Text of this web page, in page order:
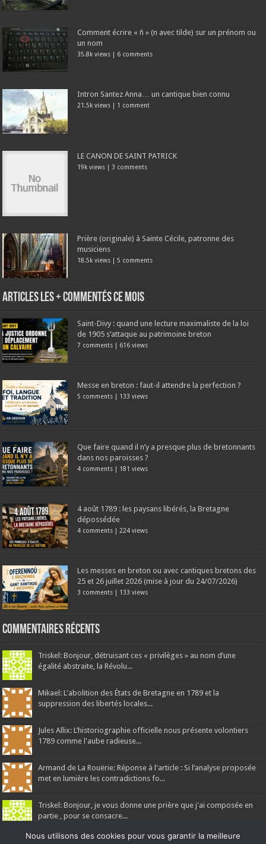
Comment écrire « ñ » (n avec tilde) sur un prénom ou
un nom
35.8k views | 6 comments
Intron Santez Anna… un cantique bien connu
21.5k views | 1 comment
LE CANON DE SAINT PATRICK
19k views | 3 comments
Prière (originale) à Sainte Cécile, patronne des
musiciens
18.5k views |5 comments
Articles les + commentés ce mois
Saint-Divy : quand une lecture maximaliste de la loi
de 1905 s’attaque au patrimoine breton
7 comments | 616 views
Messe en breton : faut-il attendre la perfection ?
5 comments | 133 views
Que faire quand il n’y a presque plus de bretonnants
dans nos paroisses ?
4 comments | 181 views
4 août 1789 : les paysans libérés, la Bretagne
dépossédée
4 comments | 224 views
Les messes en breton ou avec cantiques bretons des
25 et 26 juillet 2026 (mise à jour du 24/07/2026)
3 comments | 133 views
Commentaires récents
Triskel: Bonjour, détruisant ces « privilèges » au nom d’une
égalité abstraite, la Révolu...
Mikael: L'abolition des États de Bretagne en 1789 et la
suppression des libertés locales...
Jules Allix: L’historiographie officielle nous présente volontiers
1789 comme l'aube radieuse...
Armand de La Rouërie: Réponse à l'article : Si l’analyse proposée
met en lumière les contradictions fo...
Triskel: Bonjour, je vous donne une prière que j'ai composée en
partie , pour se consacre...
Nous utilisons des cookies pour vous garantir la meilleure